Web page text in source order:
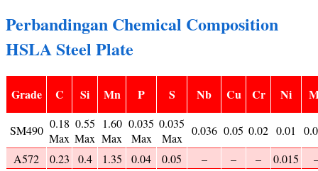
Perbandingan Chemical Composition
HSLA Steel Plate
Grade C Si Mn P S Nb Cu Cr Ni
SM490 0.18
Max
0.55
Max
1.60
Max
0.035
Max
0.035
Max
0.036 0.05 0.02 0.01
A572
0.23 0.4 1.35 0.04 0.05 – – – 0.015